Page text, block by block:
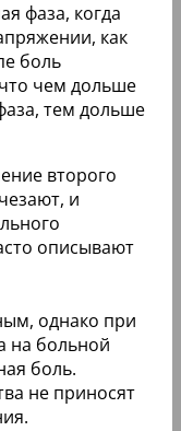
фаза, когда
как
боль
чем дольше
тем дольше
второго
и
описывают
однако при
на больной
боль.
не приносят